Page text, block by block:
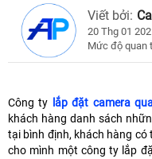
Viết bởi:
20 Thg 01
Mức độ quan
Công ty lắp đặt camera
khách hàng danh sách
tại bình định, khách hàng
cho mình một công ty lắp